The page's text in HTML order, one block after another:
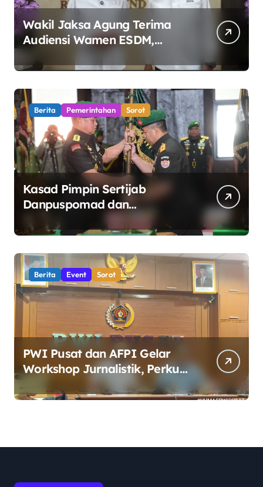
Wakil Jaksa Agung Terima
Audiensi Wamen ESDM,
Perkuat Sinergi Kawal Tata
Kelola Sektor Energi
Berita Pemerintahan Sorot
Kasad Pimpin Sertijab
Danpuspomad dan
Penguatan Organisasi TNI AD
yang Adaptif dan Profesional
Berita Event Sorot
PWI Pusat dan AFPI Gelar
Workshop Jurnalistik, Perkuat
Literasi Keuangan Digital bagi
Insan Pers